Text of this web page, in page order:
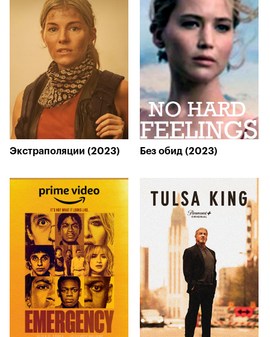
Экстраполяции (2023) Без обид (2023)